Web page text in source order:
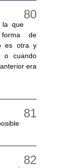
la que
de
es otra y
o cuando
era